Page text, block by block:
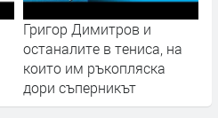
Григор Димитров и
останалите в тениса, на
които им ръкопляска
дори съперникът